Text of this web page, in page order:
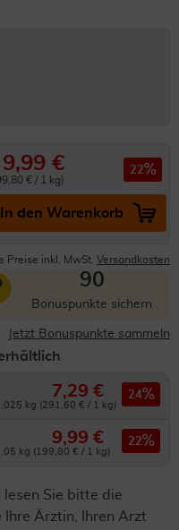
9,99 €
€ / 1 kg)
22
In den Warenkorb
Preise inkl. MwSt. Versandkosten
90
Bonuspunkte sichern
Jetzt Bonuspunkte sammeln
7,29 €
kg (291,60 € / 1 kg)
24
9,99 €
kg (199,80 € / 1 kg)
22
lesen Sie bitte die
Ihre Ärztin, Ihren Arzt